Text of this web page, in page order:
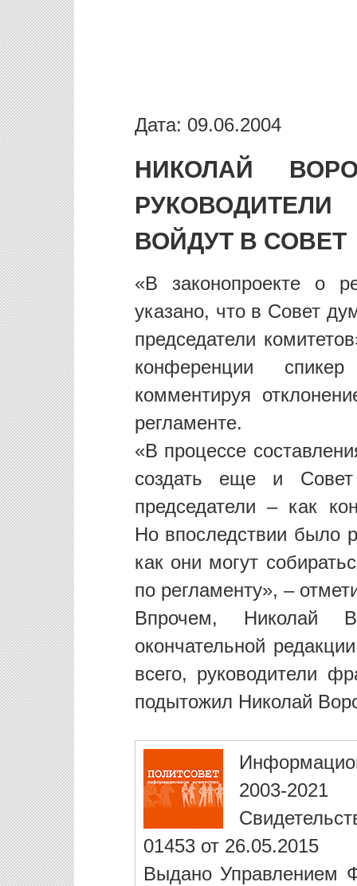
Дата: 09.06.2004
НИКОЛАЙ
ВОЙДУТ В СОВЕТ
«В законопроекте о
указано, что в Совет
председатели
конференции
комментируя
регламенте.
«В процессе
создать еще и
председатели – как
Но впоследствии было
как они могут
по регламенту», –
Впрочем, Николай
окончательной
всего, руководители
подытожил Николай
2003-2021
01453 от 26.05.2015
Выдано Управлением